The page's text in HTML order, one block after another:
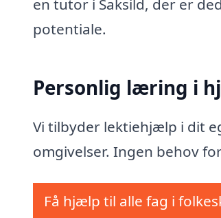
en tutor i Saksild, der er
potentiale.
Personlig læring i
Vi tilbyder lektiehjælp i dit
omgivelser. Ingen behov
Få hjælp til alle fag i